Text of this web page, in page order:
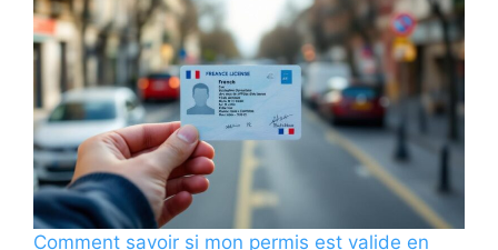
Comment savoir si mon permis est valide en